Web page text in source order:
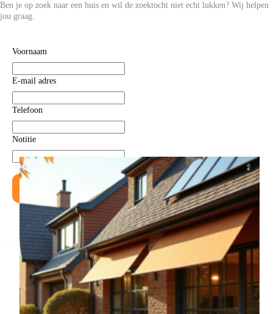
Ben je op zoek naar een huis en wil de zoektocht niet echt lukken? Wij helpen
jou graag.
Voornaam
E-mail adres
Telefoon
Notitie
Versturen